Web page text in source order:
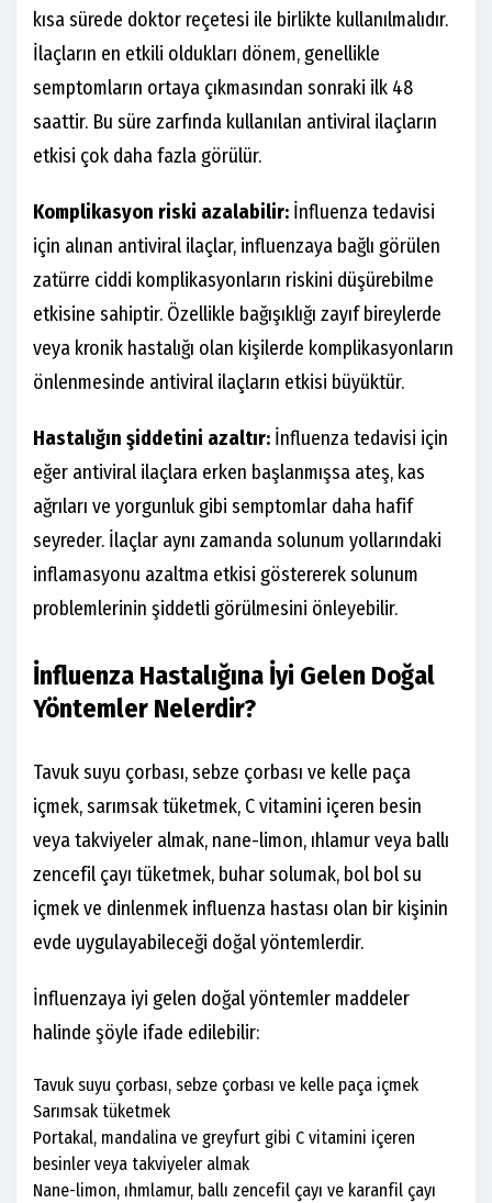
kısa sürede doktor reçetesi ile birlikte kullanılmalıdır.
İlaçların en etkili oldukları dönem, genellikle
semptomların ortaya çıkmasından sonraki ilk 48
saattir. Bu süre zarfında kullanılan antiviral ilaçların
etkisi çok daha fazla görülür.
Komplikasyon riski azalabilir: İnfluenza tedavisi
için alınan antiviral ilaçlar, influenzaya bağlı görülen
zatürre ciddi komplikasyonların riskini düşürebilme
etkisine sahiptir. Özellikle bağışıklığı zayıf bireylerde
veya kronik hastalığı olan kişilerde komplikasyonların
önlenmesinde antiviral ilaçların etkisi büyüktür.
Hastalığın şiddetini azaltır: İnfluenza tedavisi için
eğer antiviral ilaçlara erken başlanmışsa ateş, kas
ağrıları ve yorgunluk gibi semptomlar daha hafif
seyreder. İlaçlar aynı zamanda solunum yollarındaki
inflamasyonu azaltma etkisi göstererek solunum
problemlerinin şiddetli görülmesini önleyebilir.
İnfluenza Hastalığına İyi Gelen Doğal
Yöntemler Nelerdir?
Tavuk suyu çorbası, sebze çorbası ve kelle paça
içmek, sarımsak tüketmek, C vitamini içeren besin
veya takviyeler almak, nane-limon, ıhlamur veya ballı
zencefil çayı tüketmek, buhar solumak, bol bol su
içmek ve dinlenmek influenza hastası olan bir kişinin
evde uygulayabileceği doğal yöntemlerdir.
İnfluenzaya iyi gelen doğal yöntemler maddeler
halinde şöyle ifade edilebilir:
Tavuk suyu çorbası, sebze çorbası ve kelle paça içmek
Sarımsak tüketmek
Portakal, mandalina ve greyfurt gibi C vitamini içeren
besinler veya takviyeler almak
Nane-limon, ıhmlamur, ballı zencefil çayı ve karanfil çayı